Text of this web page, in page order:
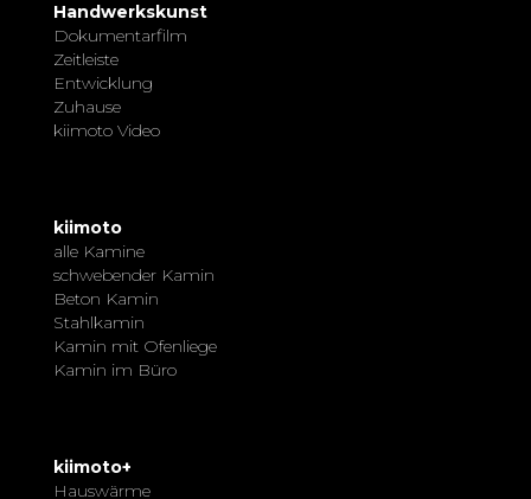
Handwerkskunst
Dokumentarfilm
Zeitleiste
Entwicklung
Zuhause
kiimoto Video
kiimoto
alle Kamine
schwebender Kamin
Beton Kamin
Stahlkamin
Kamin mit Ofenliege
Kamin im Büro
kiimoto+
Hauswärme